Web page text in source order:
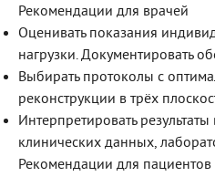
Рекомендации для врачей
Оценивать показания
нагрузки. Документировать
Выбирать протоколы с
реконструкции в трёх
Интерпретировать
клинических данных,
Рекомендации для пациентов